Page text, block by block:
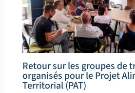
Retour sur les groupes de
organisés pour le Projet
Territorial (PAT)